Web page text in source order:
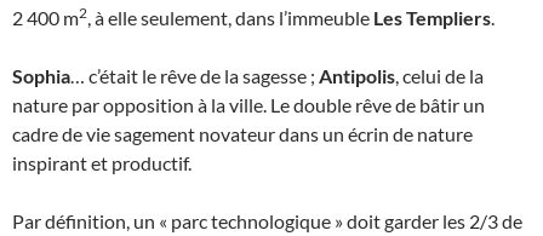
2 400 m2, à elle seulement, dans l’immeuble Les Templiers.
Sophia… c’était le rêve de la sagesse ; Antipolis, celui de la
nature par opposition à la ville. Le double rêve de bâtir un
cadre de vie sagement novateur dans un écrin de nature
inspirant et productif.
Par définition, un « parc technologique » doit garder les 2/3 de